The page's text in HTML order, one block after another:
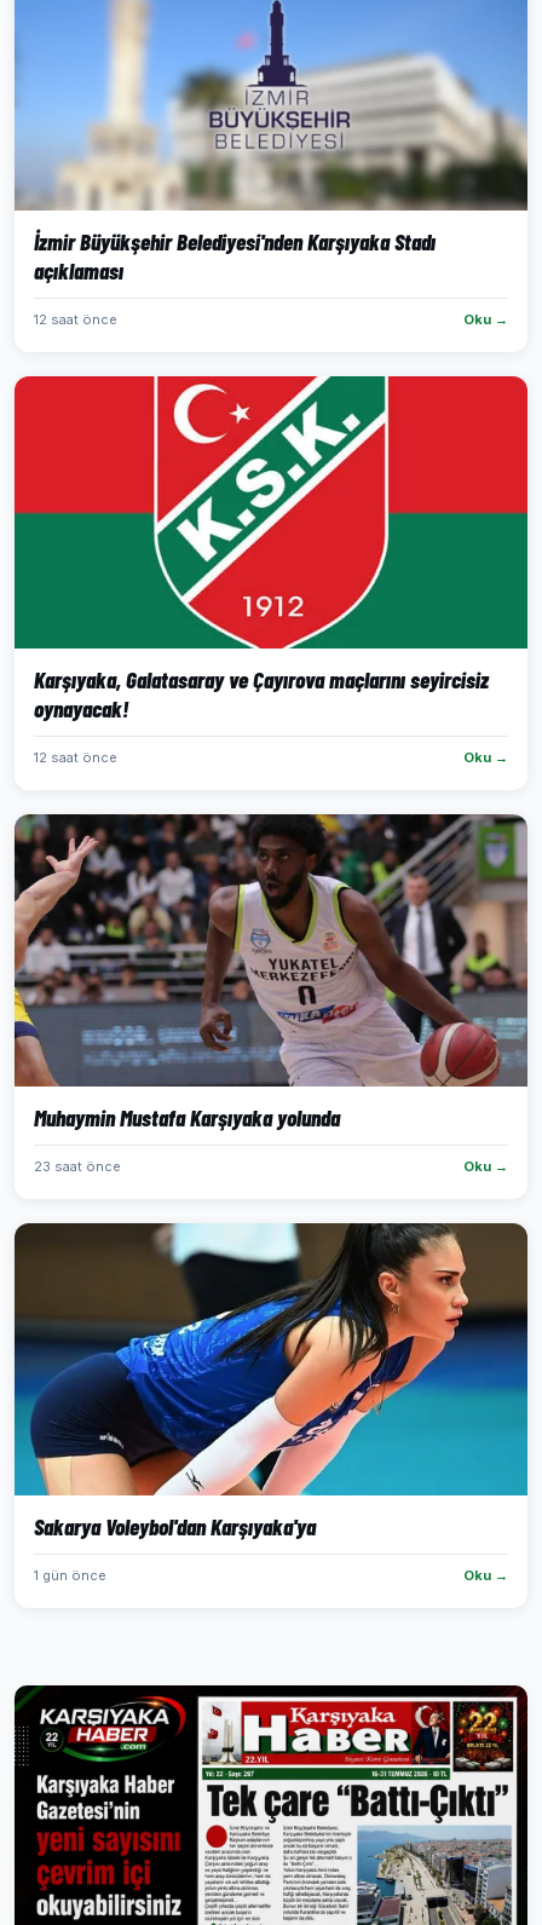
İzmir Büyükşehir Belediyesi'nden Karşıyaka Stadı
açıklaması
12 saat önce Oku →
Karşıyaka, Galatasaray ve Çayırova maçlarını seyircisiz
oynayacak!
12 saat önce Oku →
Muhaymin Mustafa Karşıyaka yolunda
23 saat önce Oku →
Sakarya Voleybol'dan Karşıyaka'ya
1 gün önce Oku →